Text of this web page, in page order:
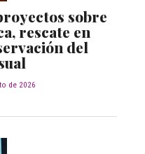
sobre
rescate en
del
de 2026